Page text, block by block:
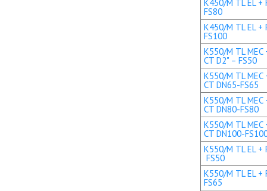
K450/M TL EL +
FS80
K450/M TL EL +
FS100
K550/M TL MEC
CT D2" – FS50
K550/M TL MEC
CT DN65-FS65
K550/M TL MEC
CT DN80-FS80
K550/M TL MEC
CT DN100-
K550/M TL EL +
FS50
K550/M TL EL +
FS65